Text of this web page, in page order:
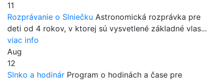
11
Rozprávanie o Slniečku Astronomická rozprávka pre
deti od 4 rokov, v ktorej sú vysvetlené základné vlas...
viac info
Aug
12
Slnko a hodinár Program o hodinách a čase pre